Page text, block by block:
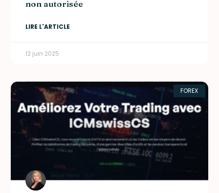
non autorisée
LIRE L'ARTICLE
12 juin 2025
FOREX